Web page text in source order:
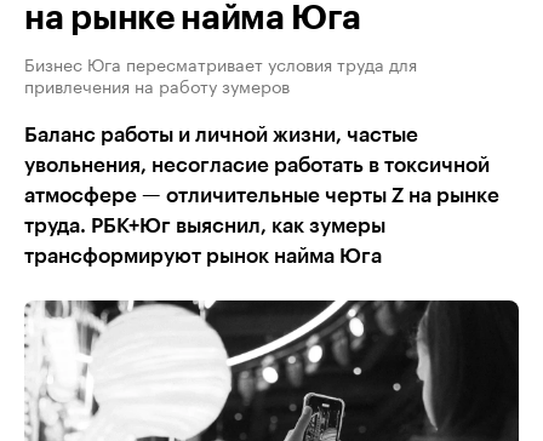
на рынке найма Юга
Бизнес Юга пересматривает условия труда для
привлечения на работу зумеров
Баланс работы и личной жизни, частые
увольнения, несогласие работать в токсичной
атмосфере — отличительные черты Z на рынке
труда. РБК+Юг выяснил, как зумеры
трансформируют рынок найма Юга